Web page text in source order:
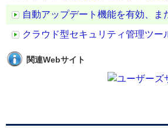
自動アップデート機能を有効、ま
クラウド型セキュリティ管理ツ
関連Webサイト